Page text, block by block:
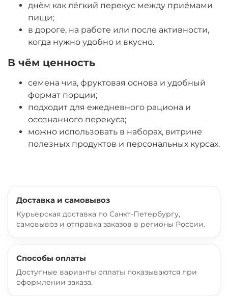
днём как лёгкий перекус между приёмами
пищи;
в дороге, на работе или после активности,
когда нужно удобно и вкусно.
В чём ценность
семена чиа, фруктовая основа и удобный
формат порции;
подходит для ежедневного рациона и
осознанного перекуса;
можно использовать в наборах, витрине
полезных продуктов и персональных курсах.
Доставка и самовывоз
Курьерская доставка по Санкт-Петербургу,
самовывоз и отправка заказов в регионы России.
Способы оплаты
Доступные варианты оплаты показываются при
оформлении заказа.